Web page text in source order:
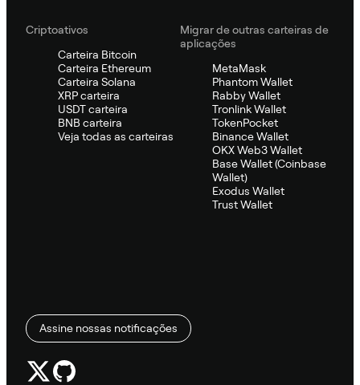
Criptoativos
Carteira Bitcoin
Carteira Ethereum
Carteira Solana
XRP carteira
USDT carteira
BNB carteira
Veja todas as carteiras
Migrar de outras carteiras de
aplicações
MetaMask
Phantom Wallet
Rabby Wallet
Tronlink Wallet
TokenPocket
Binance Wallet
OKX Web3 Wallet
Base Wallet (Coinbase
Wallet)
Exodus Wallet
Trust Wallet
Assine nossas notificações